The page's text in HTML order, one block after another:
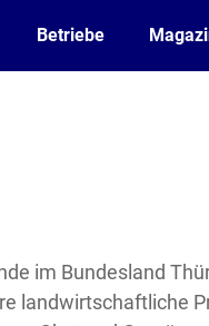
Betriebe
im Bundesland
landwirtschaftliche